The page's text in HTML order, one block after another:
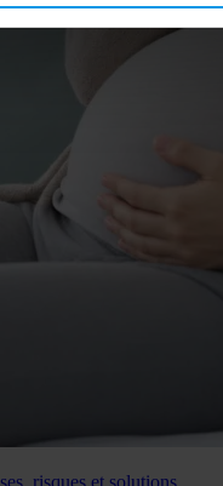
risques et solutions